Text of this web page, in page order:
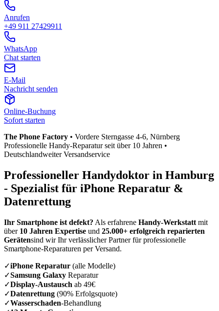
Anrufen
+49 911 27429911
WhatsApp
Chat starten
E-Mail
Nachricht senden
Online-Buchung
Sofort starten
The Phone Factory • Vordere Sterngasse 4-6, Nürnberg
Professionelle Handy-Reparatur seit über 10 Jahren •
Deutschlandweiter Versandservice
Professioneller Handydoktor in Hamburg
- Spezialist für iPhone Reparatur &
Datenrettung
Ihr Smartphone ist defekt? Als erfahrene Handy-Werkstatt mit
über10 Jahren Expertise und 25.000+ erfolgreich reparierten
Gerätensind wir Ihr verlässlicher Partner für professionelle
Smartphone-Reparaturen per Versand.
✓iPhone Reparatur (alle Modelle)
✓Samsung Galaxy Reparatur
✓Display-Austausch ab 49€
✓Datenrettung (90% Erfolgsquote)
✓Wasserschaden-Behandlung